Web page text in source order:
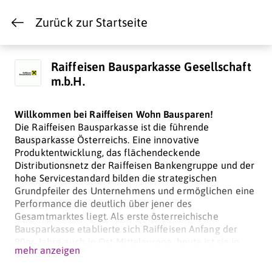
Zurück zur Startseite
Raiffeisen Bausparkasse Gesellschaft
m.b.H.
Willkommen bei Raiffeisen Wohn Bausparen!
Die Raiffeisen Bausparkasse ist die führende
Bausparkasse Österreichs. Eine innovative
Produktentwicklung, das flächendeckende
Distributionsnetz der Raiffeisen Bankengruppe und der
hohe Servicestandard bilden die strategischen
Grundpfeiler des Unternehmens und ermöglichen eine
Performance die deutlich über jener des
Gesamtmarktes liegt. Als erste österreichische
Bausparkasse etablierte sich Raiffeisen Anfang der
Tschechien, der Slowakei, Kroatien und Rumänien
mehr anzeigen